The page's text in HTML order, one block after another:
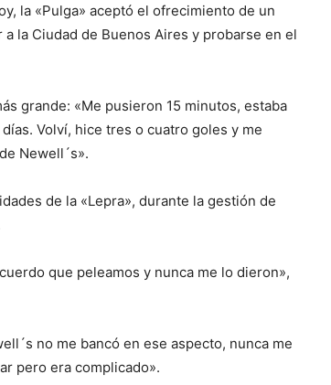
la «Pulga» aceptó el ofrecimiento de un
la Ciudad de Buenos Aires y probarse en el
grande: «Me pusieron 15 minutos, estaba
Volví, hice tres o cuatro goles y me
Newell´s».
de la «Lepra», durante la gestión de
que peleamos y nunca me lo dieron»,
no me bancó en ese aspecto, nunca me
pero era complicado».